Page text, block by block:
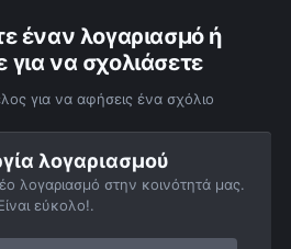
έναν λογαριασμό ή
για να σχολιάσετε
για να αφήσεις ένα σχόλιο
λογαριασμού
λογαριασμό στην κοινότητά μας.
εύκολο!.